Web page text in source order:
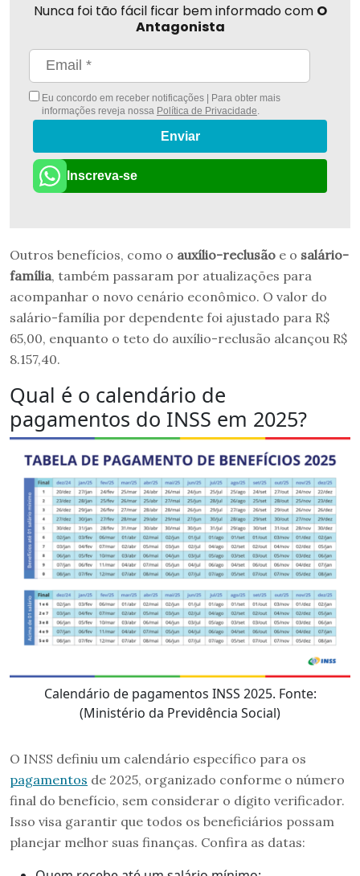
Nunca foi tão fácil ficar bem informado com O
Antagonista
Eu concordo em receber notificações | Para obter mais
informações reveja nossa Política de Privacidade
Enviar
Inscreva-se
Outros benefícios, como o auxílio-reclusão e o salário-
família, também passaram por atualizações para
acompanhar o novo cenário econômico. O valor do
salário-família por dependente foi ajustado para R$
65,00, enquanto o teto do auxílio-reclusão alcançou R$
8.157,40.
Qual é o calendário de
pagamentos do INSS em 2025?
Calendário de pagamentos INSS 2025. Fonte:
(Ministério da Previdência Social)
O INSS definiu um calendário específico para os
pagamentos de 2025, organizado conforme o número
final do benefício, sem considerar o dígito verificador.
Isso visa garantir que todos os beneficiários possam
planejar melhor suas finanças. Confira as datas: